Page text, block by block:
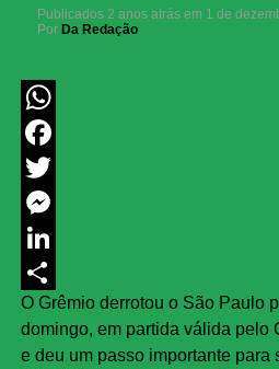
Publicados 2 anos atrás em 1 de
Por Da Redação
WhatsApp
Facebook
Twitter
Messenger
LinkedIn
Share
O Grêmio derrotou o São Paulo
domingo, em partida válida pelo
e deu um passo importante para